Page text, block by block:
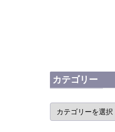
カテゴリー